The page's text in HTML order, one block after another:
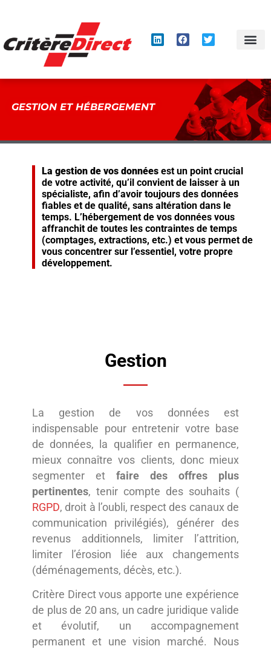
GESTION ET HÉBERGEMENT
La gestion de vos donnéesest un point crucial
de votre activité, qu’il convient de laisser à un
spécialiste, afin d’avoir toujours des données
fiables et de qualité, sans altération dans le
temps. L’hébergement de vos données vous
affranchit de toutes les contraintes de temps
(comptages, extractions, etc.) et vous permet de
vous concentrer sur l’essentiel, votre propre
développement.
Gestion
La gestion de vos données est
indispensable pour entretenir votre base
de données, la qualifier en permanence,
mieux connaître vos clients, donc mieux
segmenter et faire des offres plus
pertinentes, tenir compte des souhaits (
RGPD, droit à l’oubli, respect des canaux de
communication privilégiés), générer des
revenus additionnels, limiter l’attrition,
limiter l’érosion liée aux changements
(déménagements, décès, etc.).
Critère Direct vous apporte une expérience
de plus de 20 ans, un cadre juridique valide
et évolutif, un accompagnement
permanent et une vision marché. Nous